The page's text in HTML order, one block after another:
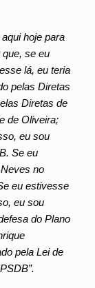
aqui hoje para
que, se eu
lá, eu teria
pelas Diretas
Diretas de
de Oliveira;
eu sou
Se eu
no
eu estivesse
eu sou
do Plano
pela Lei de